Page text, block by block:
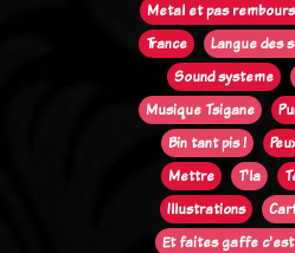
Metal et pas
Trance
Langue des
Sound systeme
Musique Tsigane
Bin tant pis !
Mettre
T'la
Illustrations
Et faites gaffe c'est